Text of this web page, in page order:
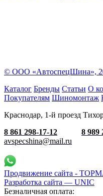
© ООО «АвтоспецШина»,
Каталог Бренды Статьи О
Покупателям Шиномонтаж
Краснодар, 1-й проезд
8 861 298-17-12
8 989
avspecshina@mail.ru
Продвижение сайта -
Разработка сайта — UNIC
Безналичная оплата: